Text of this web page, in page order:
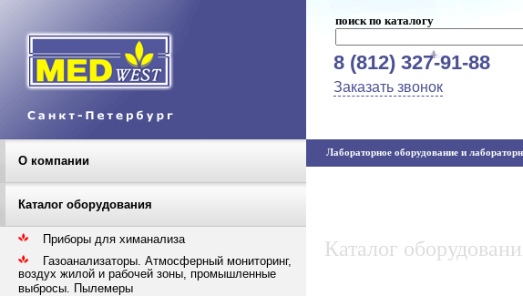
поиск по каталогу
8 (812) 327-91-88
Заказать звонок
О компании
Каталог оборудования
Приборы для химанализа
Газоанализаторы. Атмосферный мониторинг,
воздух жилой и рабочей зоны, промышленные
выбросы. Пылемеры
Лабораторное оборудование и
Каталог